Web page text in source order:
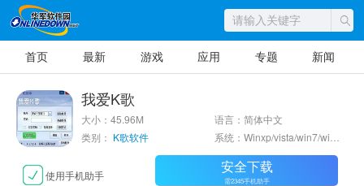
首页 最新 游戏 应用 专题 新闻
我爱K歌
大小：45.96M
语言：简体中文
类别： K歌软件
使用手机助手 安全下载
需2345手机助手